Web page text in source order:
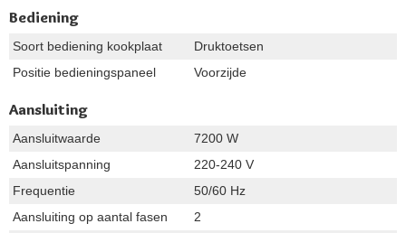
Bediening
Soort bediening kookplaat
Druktoetsen
Positie bedieningspaneel
Voorzijde
Aansluiting
Aansluitwaarde
7200 W
Aansluitspanning
220-240 V
Frequentie
50/60 Hz
Aansluiting op aantal fasen
2